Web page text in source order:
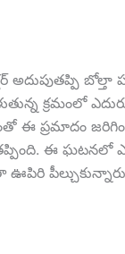
బోల్తా
క్రమంలో
ఈ ప్రమాదం
ఈ ఘటనలో